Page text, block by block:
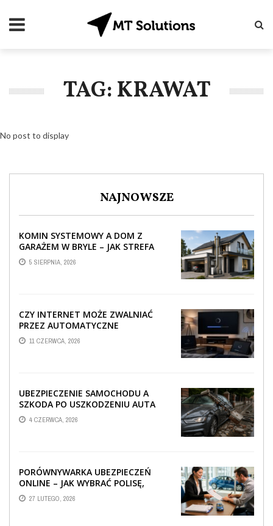
TAG: KRAWAT
No post to display
NAJNOWSZE
KOMIN SYSTEMOWY A DOM Z
GARAŻEM W BRYLE – JAK STREFA
TECHNICZNA WPŁYWA NA
PROWADZENIE ...
5 SIERPNIA, 2026
CZY INTERNET MOŻE ZWALNIAĆ
PRZEZ AUTOMATYCZNE
AKTUALIZACJE SYSTEMÓW SMART
TV?
11 CZERWCA, 2026
UBEZPIECZENIE SAMOCHODU A
SZKODA PO USZKODZENIU AUTA
PRZEZ SPADAJĄCY FRAGMENT
OGRODZENIA
4 CZERWCA, 2026
PORÓWNYWARKA UBEZPIECZEŃ
ONLINE – JAK WYBRAĆ POLISĘ,
KTÓRA REALNIE CHRONI TWÓJ
MAJĄTEK?
27 LUTEGO, 2026